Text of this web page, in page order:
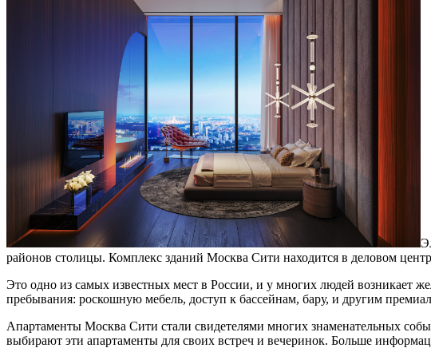
районов столицы. Комплекс зданий Москва Сити находится в деловом
Это одно из самых известных мест в России, и у многих людей возникает
пребывания: роскошную мебель, доступ к бассейнам, бару, и другим
Апартаменты Москва Сити стали свидетелями многих знаменательных
выбирают эти апартаменты для своих встреч и вечеринок. Больше